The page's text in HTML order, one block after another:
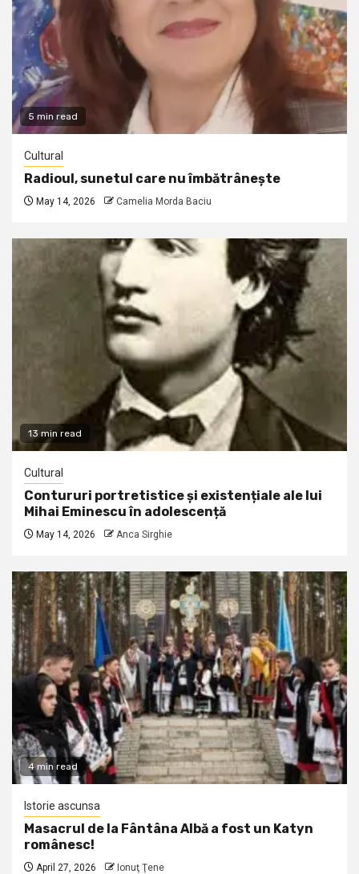
5 min read
Cultural
Radioul, sunetul care nu îmbătrânește
May 14, 2026 Camelia Morda Baciu
13 min read
Cultural
Contururi portretistice și existențiale ale lui
Mihai Eminescu în adolescență
May 14, 2026 Anca Sirghie
4 min read
Istorie ascunsa
Masacrul de la Fântâna Albă a fost un Katyn
românesc!
April 27, 2026 Ionuţ Ţene